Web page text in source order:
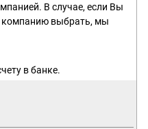
В случае, если Вы
компанию выбрать, мы
в банке.